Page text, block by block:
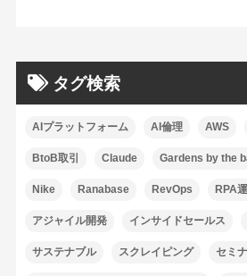
タグ検索
AIプラットフォーム AI倫理 AWS
BtoB取引 Claude Gardens by the
Nike Ranabase RevOps RPA
アジャイル開発 インサイドセールス
サステナブル スクレイピング セミ